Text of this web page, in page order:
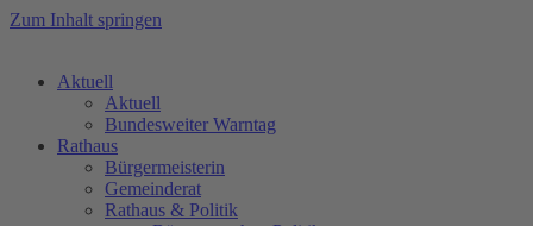
Zum Inhalt springen
Aktuell
Aktuell
Bundesweiter Warntag
Rathaus
Bürgermeisterin
Gemeinderat
Rathaus & Politik